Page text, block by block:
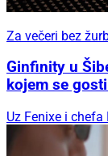
Za večeri bez
Ginfinity u
kojem se
Uz Fenixe i chefa